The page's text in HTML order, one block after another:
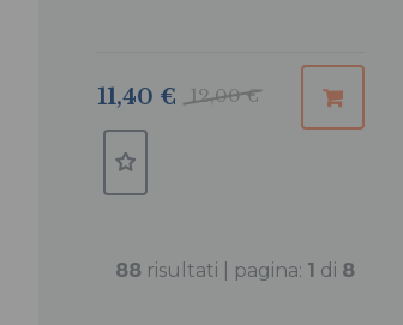
12,00 €
11,40 €
88 risultati | pagina: 1 di 8